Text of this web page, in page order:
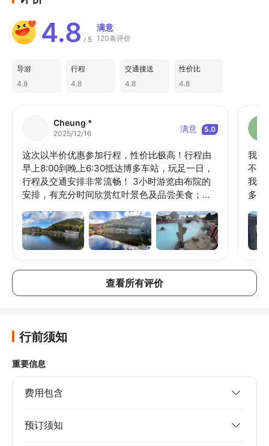
4.8 / 5
满意
120条评价
导游
4.8
行程
4.8
交通接送
4.8
性价比
4.8
Cheung *
2025/12/16 满意 5.0
这次以半价优惠参加行程，性价比极高！行程由
早上8:00到晚上6:30抵达博多车站，玩足一日，
行程及交通安排非常流畅！ 3小时游览由布院的
安排，有充分时间欣赏红叶景色及品尝美食；在
温泉蛋，是很好的体验；只是最后一站太宰府的
游览时间短及已接近黄昏，很多店铺准备关门，
未有足够时间参观带有浓厚日式风情及历史悠久
的花园，略有少许美中不足！
我是
不要
我留
多当
完由
伴
非常
查看所有评价
行前须知
重要信息
费用包含
预订须知